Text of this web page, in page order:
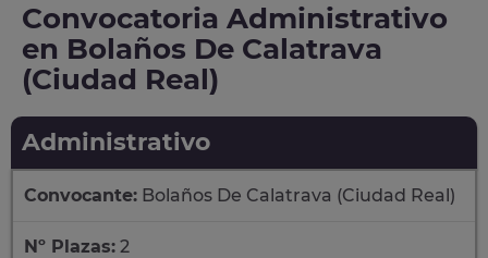
Convocatoria Administrativo
en Bolaños De Calatrava
(Ciudad Real)
Administrativo
Convocante: Bolaños De Calatrava (Ciudad Real)
Nº Plazas: 2